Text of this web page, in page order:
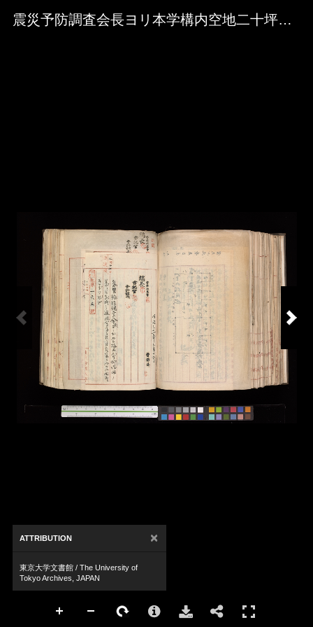
Media Viewer 震災予防調査会長ヨリ本学構内空地二十坪調査事業上借用方照会
ATTRIBUTION ×
東京大学文書館 / The University of
Tokyo Archives, JAPAN